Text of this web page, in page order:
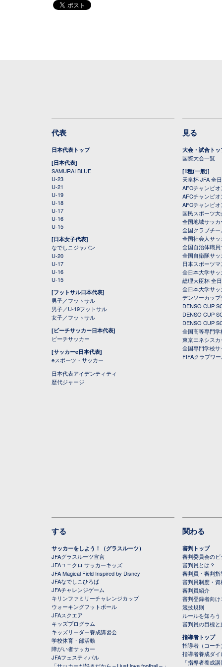
代表
日本代表トップ
[日本代表]
SAMURAI BLUE
U-23
U-21
U-19
U-18
U-17
U-16
U-15
[日本女子代表]
なでしこジャパン
U-20
U-17
U-16
U-15
[フットサル日本代表]
男子／フットサル
男子／U-19フットサル
女子／フットサル
[ビーチサッカー日本代表]
ビーチサッカー
[サッカーe日本代表]
eスポーツ・サッカー
日本代表アイデンティティ
歴代ジャージ
見る
大会・試合トッ
国際大会一覧
[1種(一般)]
天皇杯 JFA 全
AFCチャンピ
AFCチャンピ
AFCチャンピ
国民スポーツ
全国地域サッ
全国クラブチ
全国社会人サ
全国自治体職
全国自衛隊サ
日本スポーツ
全日本大学サ
総理大臣杯 全
全日本大学サ
デンソーカッ
DENSO CUP
DENSO CUP
DENSO CUP
全国高等専門
東京エネシス
全国専門学校
FIFAクラブワ
する
サッカーをしよう！（グラスルーツ）
JFAグラスルーツ宣言
JFAユニクロ サッカーキッズ
JFA Magical Field Inspired by Disney
JFAなでしこひろば
JFAチャレンジゲーム
キリンファミリーチャレンジカップ
ウォーキングフットボール
JFAスクエア
キッズプログラム
キッズリーダー養成講習会
学校体育・部活動
障がい者サッカー
JFAフェスティバル
「サッカーが好きだから～I just love football～」
関わる
審判トップ
審判委員会の
審判員とは？
審判員・審判
審判員制度・資
審判員紹介
審判登録者向
競技規則
ルールを知ろう
審判員の目標
指導者トップ
指導者（コー
指導者養成ダ
「指導者養成